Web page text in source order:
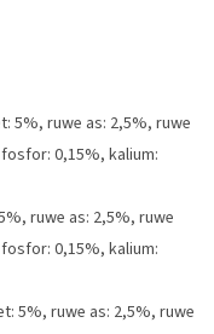
5%, ruwe as: 2,5%, ruwe
0,15%, kalium:
ruwe as: 2,5%, ruwe
0,15%, kalium:
5%, ruwe as: 2,5%, ruwe